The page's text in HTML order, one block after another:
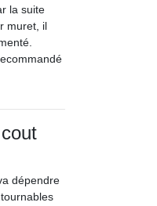
la suite
muret, il
dépendre